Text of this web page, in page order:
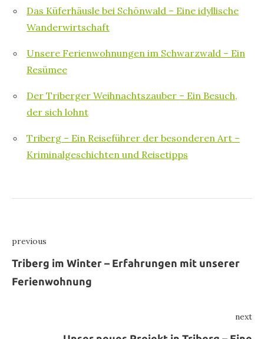
Das Küferhäusle bei Schönwald – Eine idyllische
Wanderwirtschaft
Unsere Ferienwohnungen im Schwarzwald – Ein
Resümee
Der Triberger Weihnachtszauber – Ein Besuch,
der sich lohnt
Triberg – Ein Reiseführer der besonderen Art –
Kriminalgeschichten und Reisetipps
Beitragsnavigation
previous
Previous
Triberg im Winter – Erfahrungen mit unserer
Ferienwohnung
next